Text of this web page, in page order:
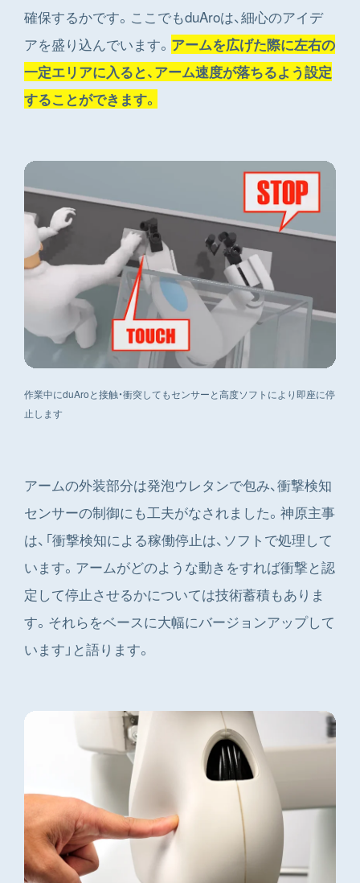
確保するかです。ここでもduAroは、細心のアイデ
アを盛り込んでいます。 アームを広げた際に左右の
一定エリアに入ると、アーム速度が落ちるよう設定
することができます。
作業中にduAroと接触・衝突してもセンサーと高度ソフトにより即座に停
止します
アームの外装部分は発泡ウレタンで包み、衝撃検知
センサーの制御にも工夫がなされました。神原主事
は、「衝撃検知による稼働停止は、ソフトで処理して
います。アームがどのような動きをすれば衝撃と認
定して停止させるかについては技術蓄積もありま
す。それらをベースに大幅にバージョンアップして
います」と語ります。